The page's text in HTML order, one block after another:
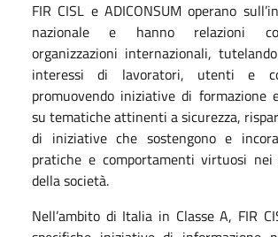
FIR CISL e ADICONSUM operano
nazionale e hanno relazioni
organizzazioni internazionali,
interessi di lavoratori, utenti e
promuovendo iniziative di formazione
su tematiche attinenti a sicurezza,
di iniziative che sostengono e
pratiche e comportamenti virtuosi
della società.
Nell’ambito di Italia in Classe A, FIR